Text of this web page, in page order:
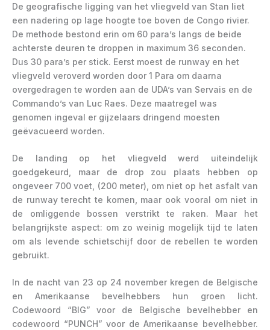
De geografische ligging van het vliegveld van Stan liet
een nadering op lage hoogte toe boven de Congo rivier.
De methode bestond erin om 60 para’s langs de beide
achterste deuren te droppen in maximum 36 seconden.
Dus 30 para’s per stick. Eerst moest de runway en het
vliegveld veroverd worden door 1 Para om daarna
overgedragen te worden aan de UDA’s van Servais en de
Commando’s van Luc Raes. Deze maatregel was
genomen ingeval er gijzelaars dringend moesten
geëvacueerd worden.
De landing op het vliegveld werd uiteindelijk
goedgekeurd, maar de drop zou plaats hebben op
ongeveer 700 voet, (200 meter), om niet op het asfalt van
de runway terecht te komen, maar ook vooral om niet in
de omliggende bossen verstrikt te raken. Maar het
belangrijkste aspect: om zo weinig mogelijk tijd te laten
om als levende schietschijf door de rebellen te worden
gebruikt.
In de nacht van 23 op 24 november kregen de Belgische
en Amerikaanse bevelhebbers hun groen licht.
Codewoord “BIG” voor de Belgische bevelhebber en
codewoord “PUNCH” voor de Amerikaanse bevelhebber.